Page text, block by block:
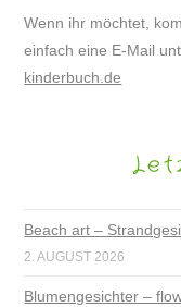
Wenn ihr möchtet,
einfach eine E-Mail
kinderbuch.de
Beach art –
2. AUGUST 2026
Blumengesichter –